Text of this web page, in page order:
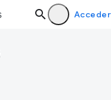
Acceder